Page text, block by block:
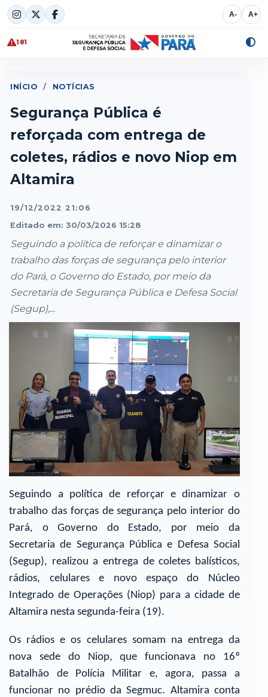
Skip
to
content
A- A+
181
INÍCIO / NOTÍCIAS
Segurança Pública é
reforçada com entrega de
coletes, rádios e novo Niop em
Altamira
19/12/2022 21:06
Editado em: 30/03/2026 15:28
Seguindo a política de reforçar e dinamizar o
trabalho das forças de segurança pelo interior
do Pará, o Governo do Estado, por meio da
Secretaria de Segurança Pública e Defesa Social
(Segup),...
Seguindo a política de reforçar e dinamizar o
trabalho das forças de segurança pelo interior do
Pará, o Governo do Estado, por meio da
Secretaria de Segurança Pública e Defesa Social
(Segup), realizou a entrega de coletes balísticos,
rádios, celulares e novo espaço do Núcleo
Integrado de Operações (Niop) para a cidade de
Altamira nesta segunda-feira (19).
Os rádios e os celulares somam na entrega da
nova sede do Niop, que funcionava no 16º
Batalhão de Polícia Militar e, agora, passa a
funcionar no prédio da Segmuc. Altamira conta